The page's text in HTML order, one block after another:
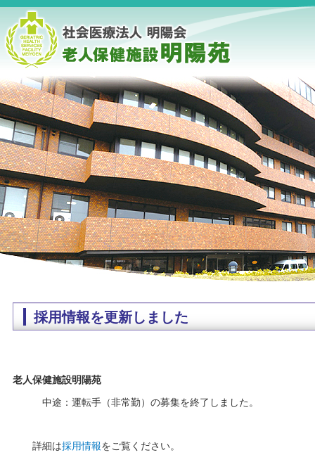
採用情報を更新しました
老人保健施設明陽苑
中途：運転手（非常勤）の募集を終了しました。
詳細は採用情報をご覧ください。